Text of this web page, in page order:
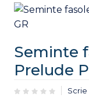
Seminte
Prelude